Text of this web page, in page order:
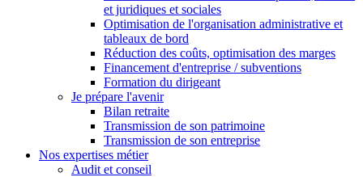
et juridiques et sociales
Optimisation de l'organisation administrative et
tableaux de bord
Réduction des coûts, optimisation des marges
Financement d'entreprise / subventions
Formation du dirigeant
Je prépare l'avenir
Bilan retraite
Transmission de son patrimoine
Transmission de son entreprise
Nos expertises métier
Audit et conseil